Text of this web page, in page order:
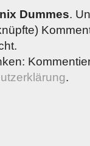
Dummes.
.